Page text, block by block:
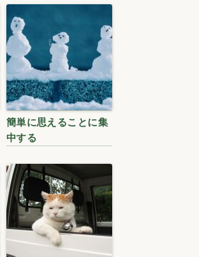
簡単に思えることに集
中する